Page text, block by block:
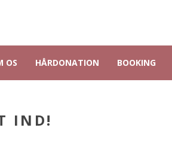
OS HÅRDONATION BOOKING
IND!